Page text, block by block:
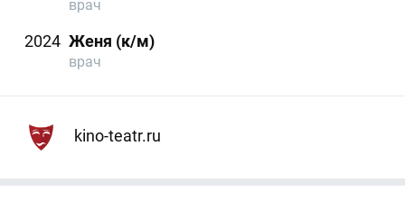
врач
2024 Женя (к/м)
врач
kino-teatr.ru